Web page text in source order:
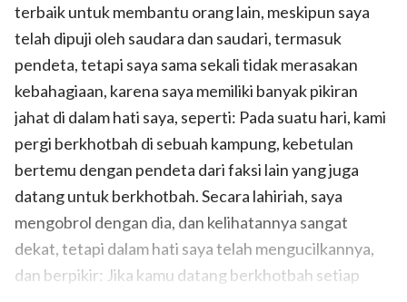
terbaik untuk membantu orang lain, meskipun saya
telah dipuji oleh saudara dan saudari, termasuk
pendeta, tetapi saya sama sekali tidak merasakan
kebahagiaan, karena saya memiliki banyak pikiran
jahat di dalam hati saya, seperti: Pada suatu hari, kami
pergi berkhotbah di sebuah kampung, kebetulan
bertemu dengan pendeta dari faksi lain yang juga
datang untuk berkhotbah. Secara lahiriah, saya
mengobrol dengan dia, dan kelihatannya sangat
dekat, tetapi dalam hati saya telah mengucilkannya,
dan berpikir: Jika kamu datang berkhotbah setiap